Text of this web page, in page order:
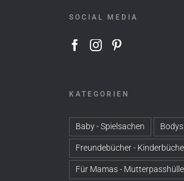
SOCIAL MEDIA
KATEGORIEN
Baby - Spielsachen
Freundebücher -
Für Mamas -